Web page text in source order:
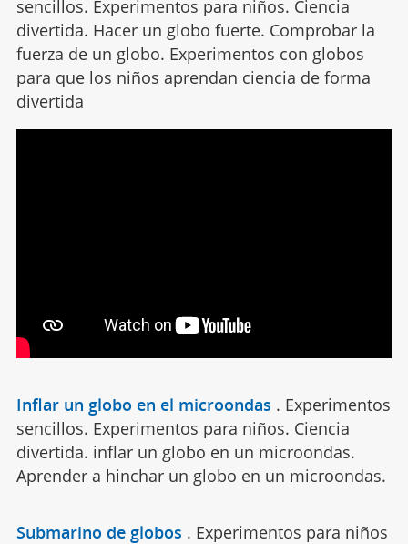
sencillos. Experimentos para niños. Ciencia
divertida. Hacer un globo fuerte. Comprobar la
fuerza de un globo. Experimentos con globos
para que los niños aprendan ciencia de forma
divertida
Inflar un globo en el microondas . Experimentos
sencillos. Experimentos para niños. Ciencia
divertida. inflar un globo en un microondas.
Aprender a hinchar un globo en un microondas.
Submarino de globos . Experimentos para niños